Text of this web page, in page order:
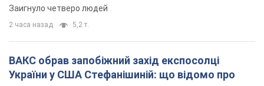
Заигнуло четверо людей
2 часа назад 5,2 т.
ВАКС обрав запобіжний захід експосолці
України у США Стефанішиній: що відомо про